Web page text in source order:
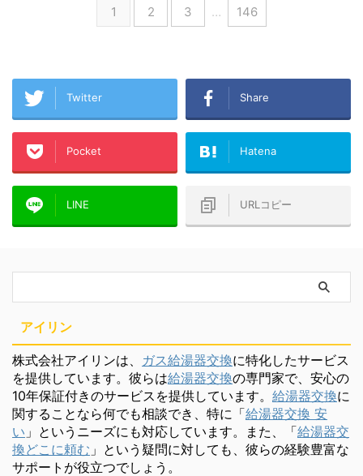
1 2 3 … 146
Twitter Share
Pocket Hatena
LINE URLコピー
アイリン
株式会社アイリンは、 ガス給湯器交換に特化したサービス
を提供しています。彼らは給湯器交換の専門家で、安心の
10年保証付きのサービスを提供しています。 給湯器交換に
関することなら何でも相談でき、特に「給湯器交換 安
い 」というニーズにも対応しています。また、「給湯器交
換どこに頼む 」という疑問に対しても、彼らの経験豊富な
サポートが役立つでしょう。